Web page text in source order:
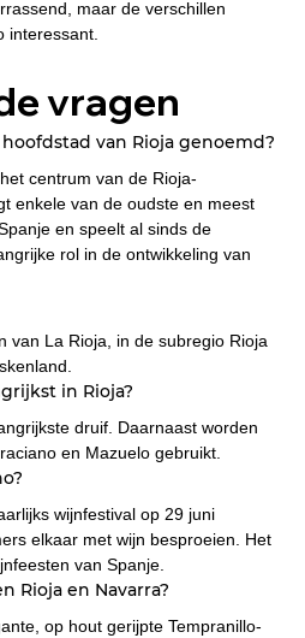
maar de verschillen
interessant.
vragen
van Rioja genoemd?
centrum van de Rioja-
enkele van de oudste en meest
en speelt al sinds de
rol in de ontwikkeling van
van La Rioja, in de subregio Rioja
in Rioja?
druif. Daarnaast worden
en Mazuelo gebruikt.
wijnfestival op 29 juni
elkaar met wijn besproeien. Het
van Spanje.
Rioja en Navarra?
op hout gerijpte Tempranillo-